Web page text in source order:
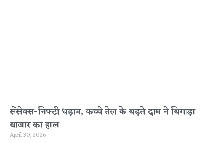
सेंसेक्स-निफ्टी धड़ाम, कच्चे तेल के बढ़ते दाम ने बिगाड़ा
बाजार का हाल
April 30, 2026